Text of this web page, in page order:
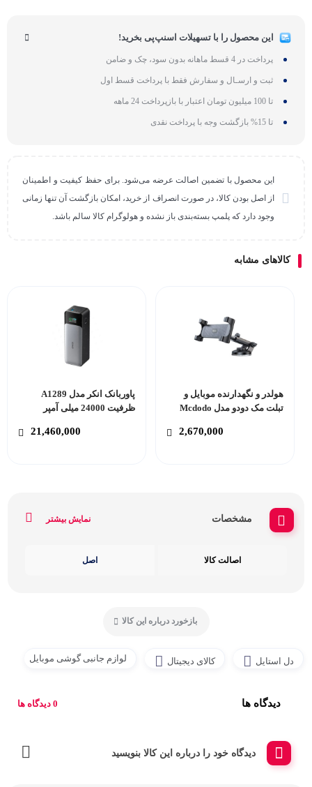
این محصول را با تسهیلات اسنپ‌پی بخرید!
پرداخت در 4 قسط ماهانه بدون سود، چک و ضامن
ثبت و ارسـال و سفارش فقط با پرداخت قسط اول
تا 100 میلیون تومان اعتبار با بازپرداخت 24 ماهه
تا 15% بازگشت وجه با پرداخت نقدی
این محصول با تضمین اصالت عرضه می‌شود. برای حفظ کیفیت و اطمینان
از اصل بودن کالا، در صورت انصراف از خرید، امکان بازگشت آن تنها زمانی
وجود دارد که پلمپ بسته‌بندی باز نشده و هولوگرام کالا سالم باشد.
کالاهای مشابه
هولدر و نگهدارنده موبایل و
تبلت مک دودو مدل Mcdodo
2,670,000
پاوربانک انکر مدل A1289
ظرفیت 24000 میلی آمپر
21,460,000
مشخصات نمایش بیشتر
اصالت کالا اصل
بازخورد درباره این کالا
دل استایل کالای دیجیتال لوازم جانبی گوشی موبایل
دیدگاه ها 0 دیدگاه ها
دیدگاه خود را درباره این کالا بنویسید